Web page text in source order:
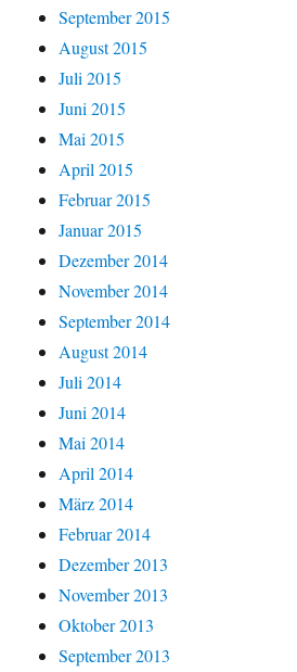
September 2015
August 2015
Juli 2015
Juni 2015
Mai 2015
April 2015
Februar 2015
Januar 2015
Dezember 2014
November 2014
September 2014
August 2014
Juli 2014
Juni 2014
Mai 2014
April 2014
März 2014
Februar 2014
Dezember 2013
November 2013
Oktober 2013
September 2013